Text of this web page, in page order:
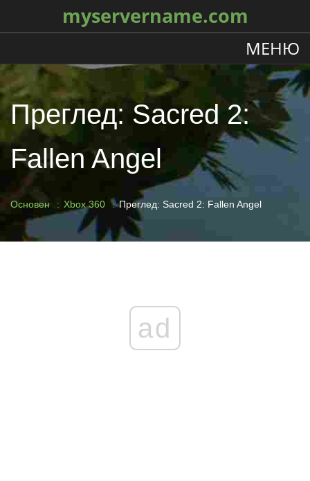
myservername.com
МЕНЮ
Преглед: Sacred 2:
Fallen Angel
Основен Xbox 360 Преглед: Sacred 2: Fallen Angel
ad